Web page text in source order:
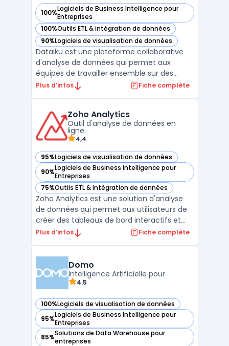
100%Logiciels de Business Intelligence pour
Entreprises
— voir Dataiku dans cette catégorie
100%Outils ETL & intégration de données
— voir Dataiku dans cette catégorie
90%Logiciels de visualisation de données
— voir Dataiku dans cette catégorie
Dataiku est une plateforme collaborative
d'analyse de données qui permet aux
équipes de travailler ensemble sur des
projets de données avancés. Avec ses
gouvernance des données, Dataiku
simplifie l'ensemble du processus d'analy ...
Plus d’infos Fiche complète
Zoho Analytics
Outil d'analyse de données en
ligne.
4,4
95%Logiciels de visualisation de données
— voir Zoho Analytics dans cette catégorie
90%Logiciels de Business Intelligence pour
Entreprises
— voir Zoho Analytics dans cette catégorie
75%Outils ETL & intégration de données
— voir Zoho Analytics dans cette catégorie
Zoho Analytics est une solution d'analyse
de données qui permet aux utilisateurs de
créer des tableaux de bord interactifs et
des reporting financiers. Elle permet
des fichiers Excel, des bases de données ou
des applications ...
Plus d’infos Fiche complète
Domo
Intelligence Artificielle pour
4.5
100%Logiciels de visualisation de données
— voir Domo dans cette catégorie
95%Logiciels de Business Intelligence pour
Entreprises
— voir Domo dans cette catégorie
85%Solutions de Data Warehouse pour
entreprises
— voir Domo dans cette catégorie